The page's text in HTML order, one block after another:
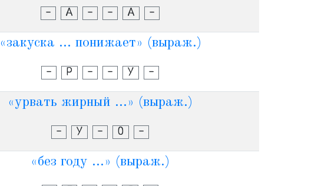
- А - - А -
«закуска ... понижает» (выраж.)
- Р - - У -
«урвать жирный ...» (выраж.)
- У - О -
«без году ...» (выраж.)